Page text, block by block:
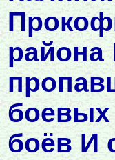
района
боёв И